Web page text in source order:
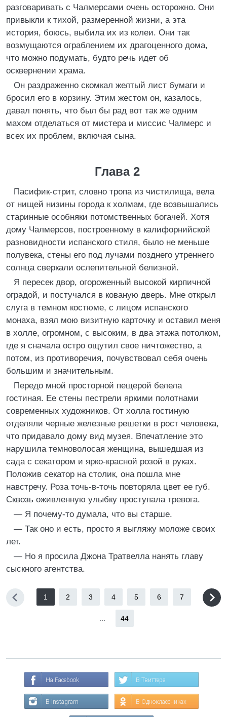
разговаривать с Чалмерсами очень осторожно. Они
привыкли к тихой, размеренной жизни, а эта
история, боюсь, выбила их из колеи. Они так
возмущаются ограблением их драгоценного дома,
что можно подумать, будто речь идет об
осквернении храма.
Он раздраженно скомкал желтый лист бумаги и
бросил его в корзину. Этим жестом он, казалось,
давал понять, что был бы рад вот так же одним
махом отделаться от мистера и миссис Чалмерс и
всех их проблем, включая сына.
Глава 2
Пасифик-стрит, словно тропа из чистилища, вела
от нищей низины города к холмам, где возвышались
старинные особняки потомственных богачей. Хотя
дому Чалмерсов, построенному в калифорнийской
разновидности испанского стиля, было не меньше
полувека, стены его под лучами позднего утреннего
солнца сверкали ослепительной белизной.
Я пересек двор, огороженный высокой кирпичной
оградой, и постучался в кованую дверь. Мне открыл
слуга в темном костюме, с лицом испанского
монаха, взял мою визитную карточку и оставил меня
в холле, огромном, с высоким, в два этажа потолком,
где я сначала остро ощутил свое ничтожество, а
потом, из противоречия, почувствовал себя очень
большим и значительным.
Передо мной просторной пещерой белела
гостиная. Ее стены пестрели яркими полотнами
современных художников. От холла гостиную
отделяли черные железные решетки в рост человека,
что придавало дому вид музея. Впечатление это
нарушила темноволосая женщина, вышедшая из
сада с секатором и ярко-красной розой в руках.
Положив секатор на столик, она пошла мне
навстречу. Роза точь-в-точь повторяла цвет ее губ.
Сквозь оживленную улыбку проступала тревога.
— Я почему-то думала, что вы старше.
— Так оно и есть, просто я выгляжу моложе своих
лет.
— Но я просила Джона Тратвелла нанять главу
сыскного агентства.
1 2 3 4 5 6 7
44
На Facebook В Твиттере
В Instagram В Одноклассниках